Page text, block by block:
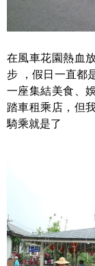
在風車花園熱血
步 ，假日一直都
一座集結美食、
踏車租乘店，但
騎乘就是了